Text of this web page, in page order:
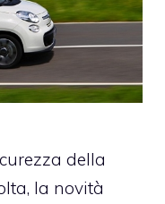
della
la novità